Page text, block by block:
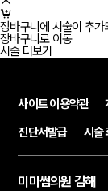
장바구니에 시술이 추가
장바구니로 이동
시술 더보기
사이트 이용약관
진단서발급
시술
미미썸의원 김해